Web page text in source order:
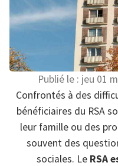
Publié le : jeu 01
Confrontés à des
bénéficiaires du RSA
leur famille ou des
souvent des
sociales. Le RSA